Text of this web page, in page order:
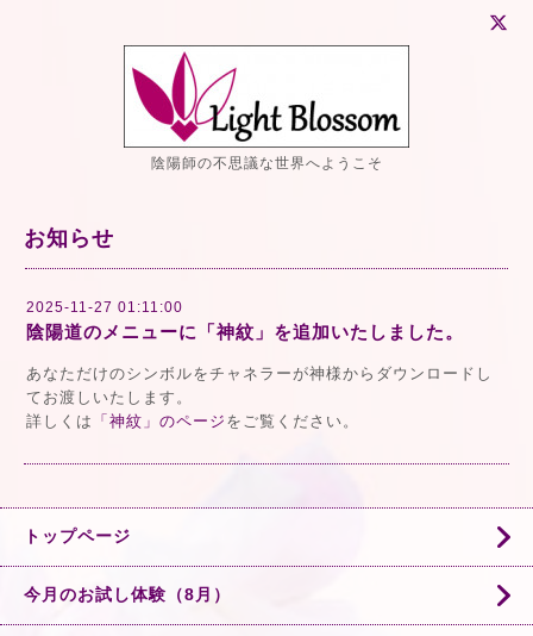
陰陽師の不思議な世界へようこそ
お知らせ
2025-11-27 01:11:00
陰陽道のメニューに「神紋」を追加いたしました。
あなただけのシンボルをチャネラーが神様からダウンロードし
てお渡しいたします。
詳しくは 「神紋」のページ をご覧ください。
トップページ
今月のお試し体験（8月）